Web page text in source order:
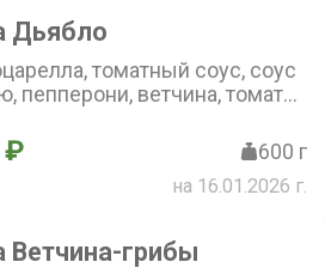
Дьябло
томатный соус, соус
пепперони, ветчина, томаты,
₽ 600 г
на 16.01.2026 г.
Ветчина-грибы